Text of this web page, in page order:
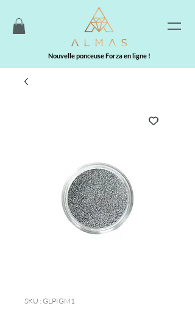
Nouvelle ponceuse Forza en ligne !
SKU : GLPIGM1